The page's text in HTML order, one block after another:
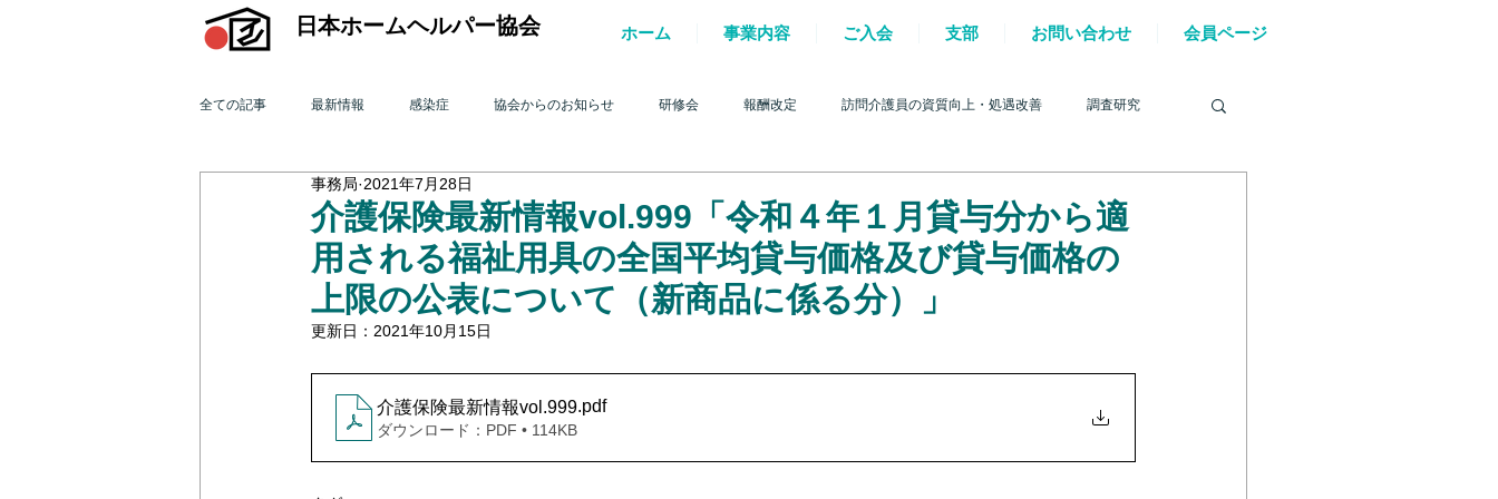
日本ホームヘルパー協会 ホーム 事業内容 ご入会 支部 お問い合わせ 会員ページ
全ての記事 最新情報 感染症 協会からのお知らせ 研修会 報酬改定 訪問介護員の資質向上・処遇改善 調査研究
機関誌「ホームヘルパー」 訪問介護を巡る動き
2015年 訪問介護を巡る動き 2014年 訪問介護を巡る動き 2013年 訪問介護を巡る動き 2012年 訪問介護を巡る動き
2011年 訪問介護を巡る動き 2010年 訪問介護を巡る動き 2009年 訪問介護を巡る動き Q&A 介護人材確保 YouTube
オンライン研修会 機関誌「ホームヘルパー」2022 テスト ＊機関誌「ホームヘルパー」2023 令和6年能登半島地震
介護保険最新情報vol.999「令和４年１月貸与分から適
用される福祉用具の全国平均貸与価格及び貸与価格の
上限の公表について（新商品に係る分）」
事務局 2021年7月28日
更新日： 2021年10月15日
介護保険最新情報vol.999.pdf
ダウンロード：PDF • 114KB